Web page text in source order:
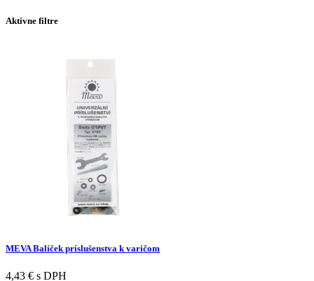
Aktívne filtre
MEVA Balíček príslušenstva k varičom
4,43 € s DPH